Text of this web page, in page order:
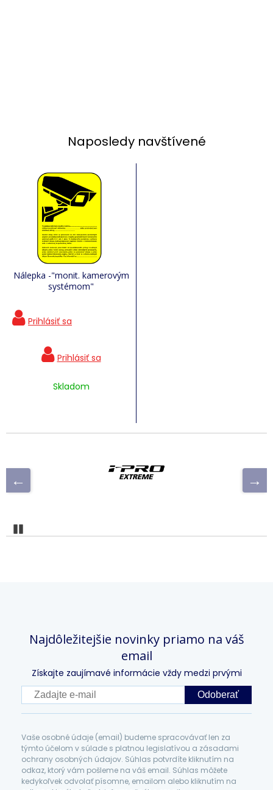
Naposledy navštívené
Nálepka -"monit. kamerovým
systémom"
Skladom
Najdôležitejšie novinky priamo na váš
email
Získajte zaujímavé informácie vždy medzi prvými
Odoberať
Vaše osobné údaje (email) budeme spracovávať len za
týmto účelom v súlade s platnou legislatívou a zásadami
ochrany osobných údajov. Súhlas potvrdíte kliknutím na
odkaz, ktorý vám pošleme na váš email. Súhlas môžete
kedykoľvek odvolať písomne, emailom alebo kliknutím na